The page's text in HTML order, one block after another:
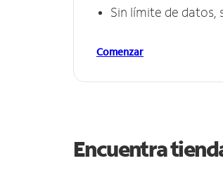
Sin límite de datos,
Comenzar
Encuentra